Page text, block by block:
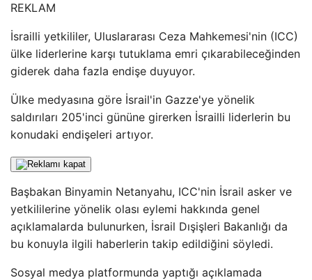
REKLAM
İsrailli yetkililer, Uluslararası Ceza Mahkemesi'nin (ICC)
ülke liderlerine karşı tutuklama emri çıkarabileceğinden
giderek daha fazla endişe duyuyor.
Ülke medyasına göre İsrail'in Gazze'ye yönelik
saldırıları 205'inci gününe girerken İsrailli liderlerin bu
konudaki endişeleri artıyor.
Başbakan Binyamin Netanyahu, ICC'nin İsrail asker ve
yetkililerine yönelik olası eylemi hakkında genel
açıklamalarda bulunurken, İsrail Dışişleri Bakanlığı da
bu konuyla ilgili haberlerin takip edildiğini söyledi.
Sosyal medya platformunda yaptığı açıklamada